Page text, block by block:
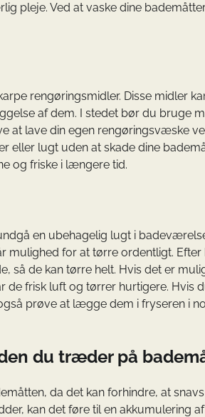
pleje. Ved at vaske dine
rengøringsmidler. Disse midler
af dem. I stedet bør du bruge
at lave din egen rengøringsvæske
lugt uden at skade dine
og friske i længere tid.
en ubehagelig lugt i
mulighed for at tørre ordentligt.
de kan tørre helt. Hvis det er
frisk luft og tørrer hurtigere. Hvis
prøve at lægge dem i fryseren i
du træder på
da det kan forhindre, at
kan det føre til en akkumulering